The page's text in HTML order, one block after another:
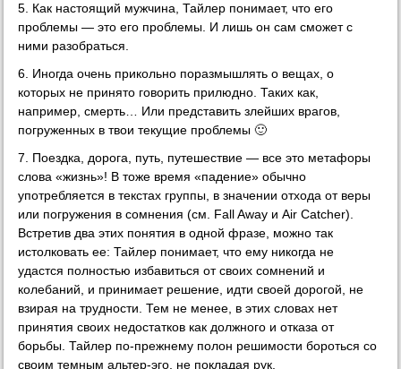
5. Как настоящий мужчина, Тайлер понимает, что его
проблемы — это его проблемы. И лишь он сам сможет с
ними разобраться.
6. Иногда очень прикольно поразмышлять о вещах, о
которых не принято говорить прилюдно. Таких как,
например, смерть… Или представить злейших врагов,
погруженных в твои текущие проблемы 🙂
7. Поездка, дорога, путь, путешествие — все это метафоры
слова «жизнь»! В тоже время «падение» обычно
употребляется в текстах группы, в значении отхода от веры
или погружения в сомнения (см. Fall Away и Air Catcher).
Встретив два этих понятия в одной фразе, можно так
истолковать ее: Тайлер понимает, что ему никогда не
удастся полностью избавиться от своих сомнений и
колебаний, и принимает решение, идти своей дорогой, не
взирая на трудности. Тем не менее, в этих словах нет
принятия своих недостатков как должного и отказа от
борьбы. Тайлер по-прежнему полон решимости бороться со
своим темным альтер-эго, не покладая рук.